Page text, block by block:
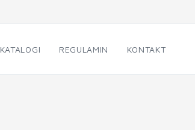
KATALOGI REGULAMIN KONTAKT